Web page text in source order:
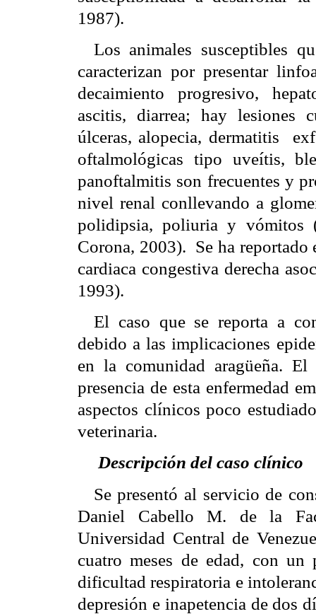
1987).
Los animales susceptibles
caracterizan por presentar
decaimiento progresivo,
ascitis, diarrea; hay lesiones
úlceras, alopecia, dermatitis
oftalmológicas tipo uveítis,
panoftalmitis son frecuentes y
nivel renal conllevando a
polidipsia, poliuria y vómitos
Corona, 2003). Se ha
cardiaca congestiva derecha
1993).
El caso que se reporta a
debido a las implicaciones
en la comunidad aragüeña.
presencia de esta enfermedad
aspectos clínicos poco
veterinaria.
Descripción del caso clínico
Se presentó al servicio de
Daniel Cabello M. de la
Universidad Central de
cuatro meses de edad, con
dificultad respiratoria e
depresión e inapetencia de dos